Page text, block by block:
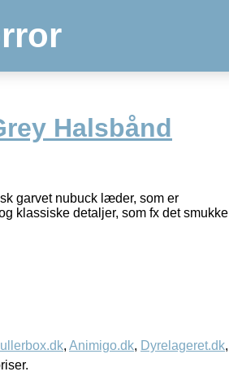
Halsbånd
garvet nubuck læder, som er
klassiske detaljer, som fx det smukke
, Animigo.dk, Dyrelageret.dk,